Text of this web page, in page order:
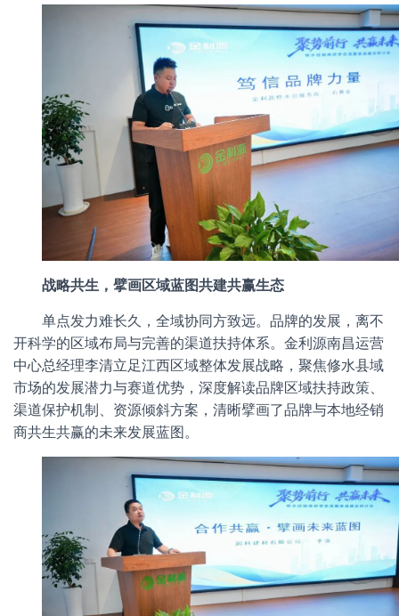
战略共生，擘画区域蓝图共建共赢生态
单点发力难长久，全域协同方致远。品牌的发展，离不
开科学的区域布局与完善的渠道扶持体系。金利源南昌运营
中心总经理李清立足江西区域整体发展战略，聚焦修水县域
市场的发展潜力与赛道优势，深度解读品牌区域扶持政策、
渠道保护机制、资源倾斜方案，清晰擘画了品牌与本地经销
商共生共赢的未来发展蓝图。